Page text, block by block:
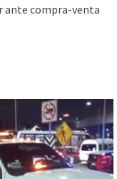
ante compra-venta